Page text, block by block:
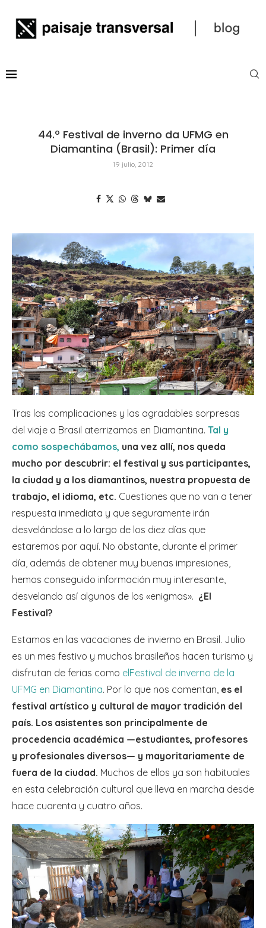
44.º Festival de inverno da UFMG en
Diamantina (Brasil): Primer día
19 julio, 2012
Tras las complicaciones y las agradables sorpresas
del viaje a Brasil aterrizamos en Diamantina. Tal y
como sospechábamos, una vez allí, nos queda
mucho por descubrir: el festival y sus participantes,
la ciudad y a los diamantinos, nuestra propuesta de
trabajo, el idioma, etc. Cuestiones que no van a tener
respuesta inmediata y que seguramente irán
desvelándose a lo largo de los diez días que
estaremos por aquí. No obstante, durante el primer
día, además de obtener muy buenas impresiones,
hemos conseguido información muy interesante,
desvelando así algunos de los «enigmas». ¿El
Festival?
Estamos en las vacaciones de invierno en Brasil. Julio
es un mes festivo y muchos brasileños hacen turismo y
disfrutan de ferias como elFestival de inverno de la
UFMG en Diamantina. Por lo que nos comentan, es el
festival artístico y cultural de mayor tradición del
país. Los asistentes son principalmente de
procedencia académica —estudiantes, profesores
y profesionales diversos— y mayoritariamente de
fuera de la ciudad. Muchos de ellos ya son habituales
en esta celebración cultural que lleva en marcha desde
hace cuarenta y cuatro años.